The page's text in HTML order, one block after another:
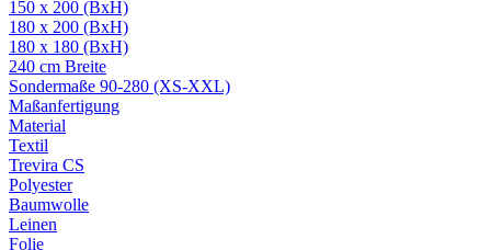
150 x 200 (BxH)
180 x 200 (BxH)
180 x 180 (BxH)
240 cm Breite
Sondermaße 90-280 (XS-XXL)
Maßanfertigung
Material
Textil
Trevira CS
Polyester
Baumwolle
Leinen
Folie